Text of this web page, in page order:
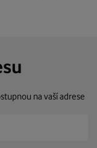
na vaší adrese